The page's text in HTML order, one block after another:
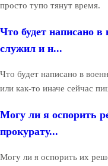
просто тупо тянут время.
Что будет написано в
служил и н...
Что будет написано в
или как-то иначе сейчас
Могу ли я оспорить
прокурату...
Могу ли я оспорить их